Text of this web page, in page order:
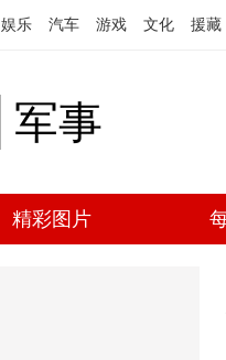
娱乐 汽车 游戏 文化 援藏
军事
精彩图片